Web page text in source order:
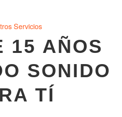
Servicios
15 AÑOS
SONIDO
TÍ